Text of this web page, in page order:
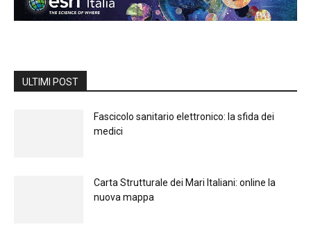
ULTIMI POST
Fascicolo sanitario elettronico: la sfida dei
medici
Carta Strutturale dei Mari Italiani: online la
nuova mappa